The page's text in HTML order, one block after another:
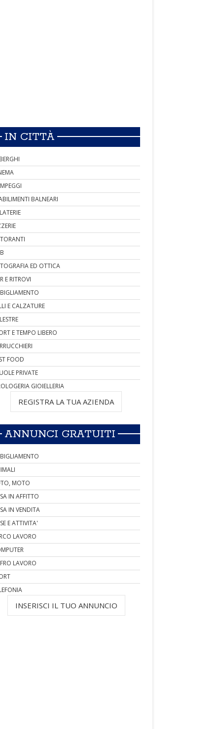
IN CITTÀ
BALNEARI
ED OTTICA
E RITROVI
E CALZATURE
E TEMPO LIBERO
FOOD
PRIVATE
GIOIELLERIA
REGISTRA LA TUA AZIENDA
ANNUNCI GRATUITI
MOTO
IN AFFITTO
IN VENDITA
E ATTIVITA'
LAVORO
LAVORO
INSERISCI IL TUO ANNUNCIO